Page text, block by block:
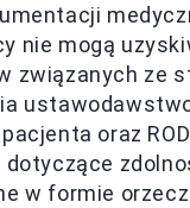
nie mogą
związanych ze
oraz
w formie